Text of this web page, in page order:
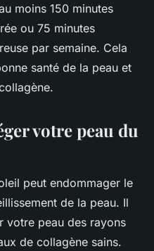
moins 150 minutes
ou 75 minutes
par semaine. Cela
santé de la peau et
votre peau du
peut endommager le
de la peau. Il
votre peau des rayons
de collagène sains.